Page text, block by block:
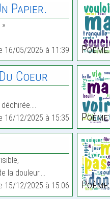
Papier.
16/05/2026 à 11:39 Poème:
Coeur
16/12/2025 à 15:35 Poème:
la douleur.…
15/12/2025 à 15:06 Poème: